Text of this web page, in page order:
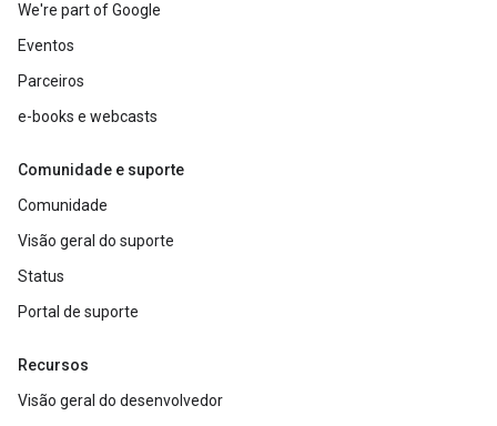
We're part of Google
Eventos
Parceiros
e-books e webcasts
Comunidade e suporte
Comunidade
Visão geral do suporte
Status
Portal de suporte
Recursos
Visão geral do desenvolvedor